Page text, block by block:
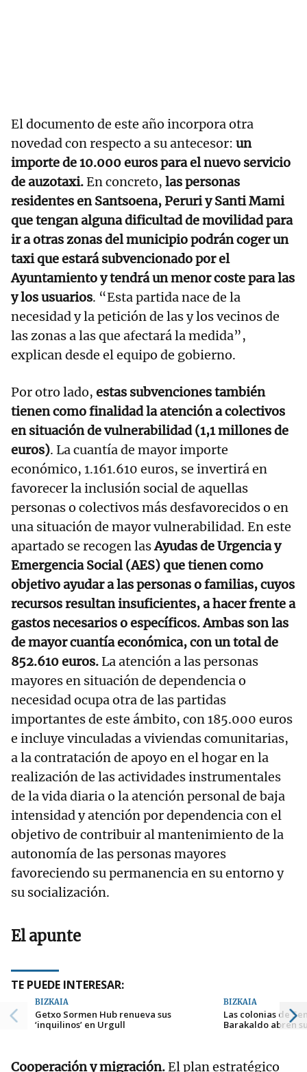
El documento de este año incorpora otra
novedad con respecto a su antecesor: un
importe de 10.000 euros para el nuevo servicio
de auzotaxi.En concreto, las personas
residentes en Santsoena, Peruri y Santi Mami
que tengan alguna dificultad de movilidad para
ir a otras zonas del municipio podrán coger un
taxi que estará subvencionado por el
Ayuntamiento y tendrá un menor coste para las
y los usuarios. “Esta partida nace de la
necesidad y la petición de las y los vecinos de
las zonas a las que afectará la medida”,
explican desde el equipo de gobierno.
Por otro lado, estas subvenciones también
tienen como finalidad la atención a colectivos
en situación de vulnerabilidad (1,1 millones de
euros). La cuantía de mayor importe
económico, 1.161.610 euros, se invertirá en
favorecer la inclusión social de aquellas
personas o colectivos más desfavorecidos o en
una situación de mayor vulnerabilidad. En este
apartado se recogen lasAyudas de Urgencia y
Emergencia Social (AES) que tienen como
objetivo ayudar a las personas o familias, cuyos
recursos resultan insuficientes, a hacer frente a
gastos necesarios o específicos. Ambas son las
de mayor cuantía económica, con un total de
852.610 euros.La atención a las personas
mayores en situación de dependencia o
necesidad ocupa otra de las partidas
importantes de este ámbito, con 185.000 euros
e incluye vinculadas a viviendas comunitarias,
a la contratación de apoyo en el hogar en la
realización de las actividades instrumentales
de la vida diaria o la atención personal de baja
intensidad y atención por dependencia con el
objetivo de contribuir al mantenimiento de la
autonomía de las personas mayores
favoreciendo su permanencia en su entorno y
su socialización.
El apunte
TE PUEDE INTERESAR:
BIZKAIA
Getxo Sormen Hub renueva sus
‘inquilinos’ en Urgull
BIZKAIA
Las colonias de
Barakaldo abren
Cooperación y migración.El plan estratégico